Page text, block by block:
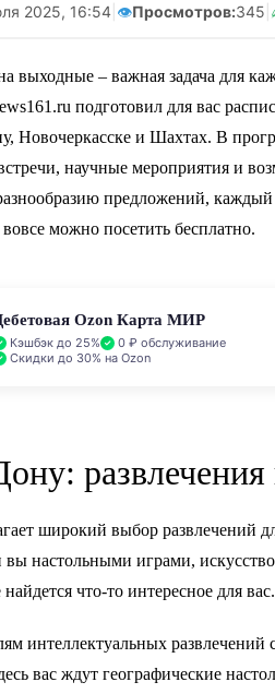
2025, 16:54| 👁️Просмотров:345
выходные – важная задача для
подготовил для вас
Новочеркасске и Шахтах. В
научные мероприятия и
предложений, каждый
можно посетить бесплатно.
Ozon Карта МИР
Кэшбэк до 25%
0 ₽ обслуживание
Скидки до 30% на Ozon
широкий выбор развлечений
вы настольными играми,
что-то интересное для вас.
интеллектуальных развлечений
вас ждут географические